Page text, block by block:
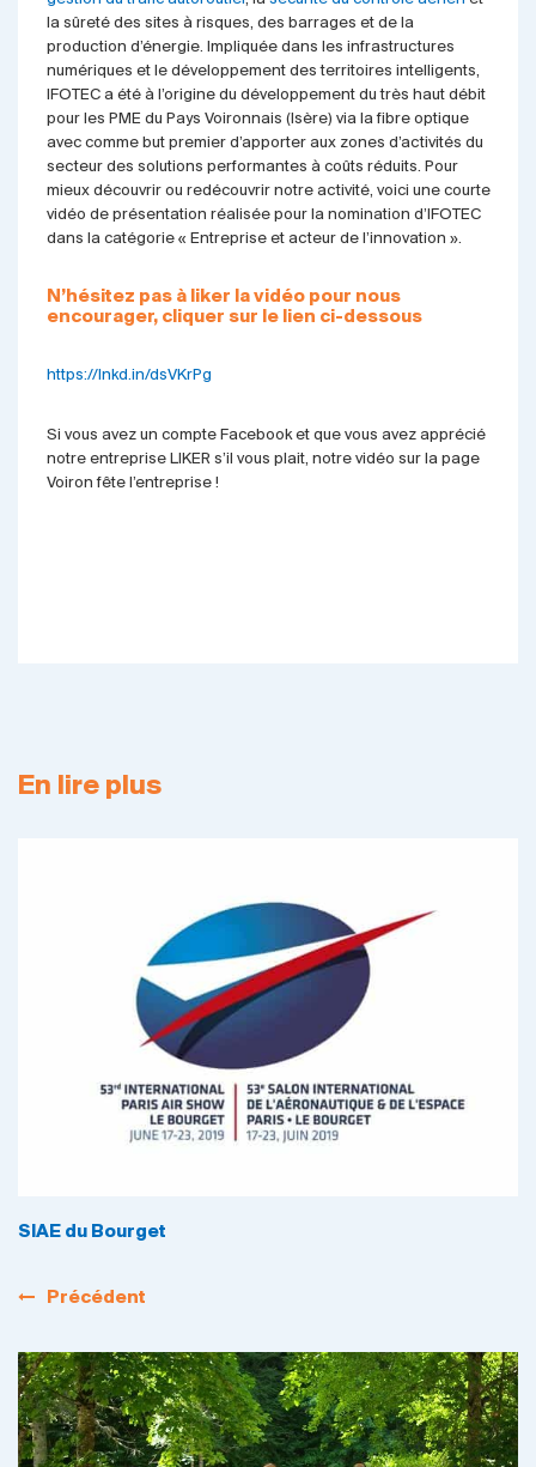
la sûreté des sites à risques, des barrages et de la
production d’énergie. Impliquée dans les infrastructures
numériques et le développement des territoires intelligents,
IFOTEC a été à l’origine du développement du très haut débit
pour les PME du Pays Voironnais (Isère) via la fibre optique
avec comme but premier d’apporter aux zones d’activités du
secteur des solutions performantes à coûts réduits. Pour
mieux découvrir ou redécouvrir notre activité, voici une courte
vidéo de présentation réalisée pour la nomination d’IFOTEC
dans la catégorie « Entreprise et acteur de l’innovation ».
N’hésitez pas à liker la vidéo pour nous
encourager, cliquer sur le lien ci-dessous
https://lnkd.in/dsVKrPg
Si vous avez un compte Facebook et que vous avez apprécié
notre entreprise LIKER s’il vous plait, notre vidéo sur la page
Voiron fête l’entreprise !
En lire plus
SIAE du Bourget
Précédent